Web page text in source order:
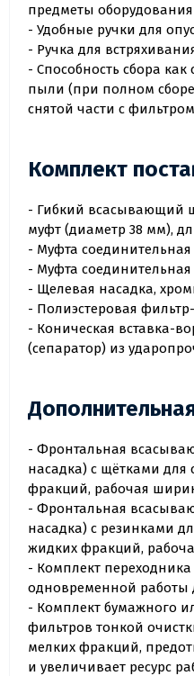
предметы
- Удобные ручки для
- Ручка для
- Способность сбора
пыли (при полном
снятой части с
Комплект
- Гибкий всасывающий
муфт (диаметр 38 мм),
- Муфта
- Муфта
- Щелевая насадка,
- Полиэстеровая
- Коническая вставка-
(сепаратор) из
- Фронтальная
насадка) с щётками для
фракций, рабочая
- Фронтальная
насадка) с резинками
жидких фракций,
- Комплект переходника
одновременной работы
- Комплект бумажного
фильтров тонкой
мелких фракций,
и увеличивает ресурс